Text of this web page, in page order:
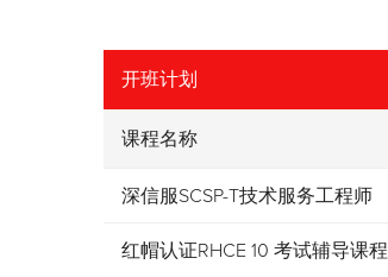
开班计划
课程名称
深信服SCSP-T技术服务工程师
红帽认证RHCE 10 考试辅导课程